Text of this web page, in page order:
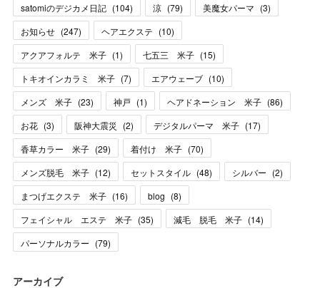
satomiのデジカメ日記 (104) 涼 (79) 美魔女パーマ (3)
お知らせ (247) ヘアエクステ (10)
アクアフォルテ 米子 (1) 七五三 米子 (15)
トキオインカラミ 米子 (7) エアウェーブ (10)
メンズ 米子 (23) 神戸 (1) ヘアドネーション 米子 (86)
お花 (3) 阪神大震災 (2) デジタルパーマ 米子 (17)
香草カラー 米子 (29) 着付け 米子 (70)
メンズ脱毛 米子 (12) セットスタイル (48) シルバー (2)
まつげエクステ 米子 (16) blog (8)
フェイシャル エステ 米子 (35) 減毛 脱毛 米子 (14)
パーソナルカラー (79)
アーカイブ